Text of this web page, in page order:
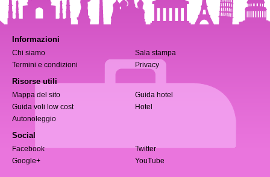
Informazioni
Chi siamo
Sala stampa
Termini e condizioni
Privacy
Risorse utili
Mappa del sito
Guida hotel
Guida voli low cost
Hotel
Autonoleggio
Social
Facebook
Twitter
Google+
YouTube